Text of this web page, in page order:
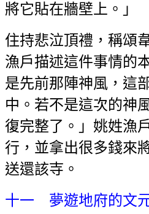
將它貼在牆壁上。」
住持悲泣頂禮，稱頌
漁戶描述這件事情的
是先前那陣神風，這
中。若不是這次的神
復完整了。」姚姓漁
行，並拿出很多錢來
送還該寺。
十一 夢遊地府的文